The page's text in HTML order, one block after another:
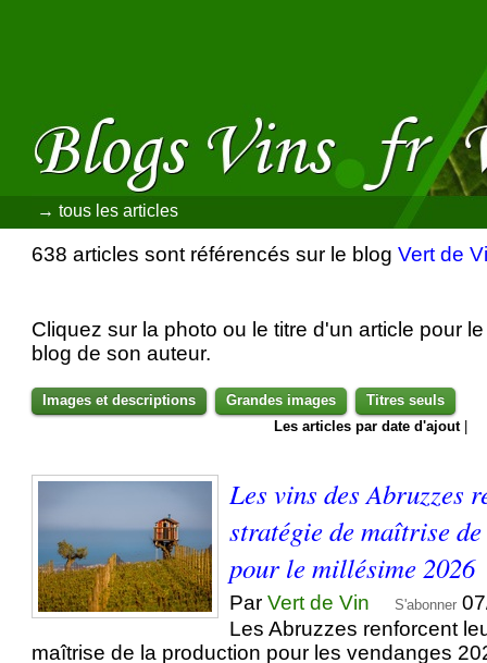
→ tous les articles
638 articles sont référencés sur le blogVert de
Cliquez sur la photo ou le titre d'un article pour
blog de son auteur.
Images et descriptions Grandes images
Titres seuls
Les articles par date d'ajout|
Les vins des Abruzzes
stratégie de maîtrise
pour le millésime 2026
ParVert de Vin S'abonner
Les Abruzzes renforcent
maîtrise de la production pour les vendanges